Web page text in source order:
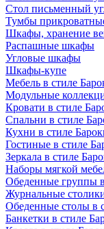
Стол письменный
Тумбы
Шкафы, хранение
Распашные шкафы
Угловые шкафы
Шкафы-купе
Мебель в стиле
Модульные
Кровати в стиле
Спальни в стиле
Кухни в стиле
Гостиные в стиле
Зеркала в стиле
Наборы мягкой
Обеденные группы
Журнальные
Обеденные столы в
Банкетки в стиле